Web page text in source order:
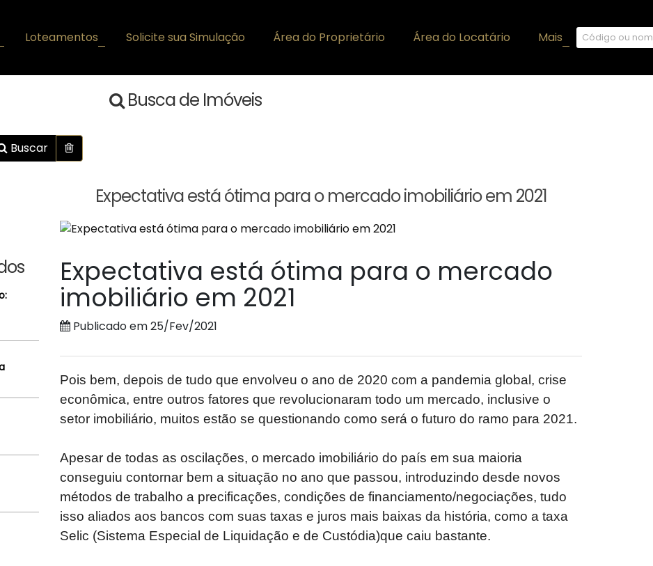
Mais
Área do Locatário
Área do Proprietário
Solicite sua Simulação
Loteamentos
Busca de Imóveis
Buscar
Expectativa está ótima para o mercado imobiliário em 2021
Expectativa está ótima para o mercado
imobiliário em 2021
Publicado em 25/Fev/2021
Pois bem, depois de tudo que envolveu o ano de 2020 com a pandemia global, crise
econômica, entre outros fatores que revolucionaram todo um mercado, inclusive o
setor imobiliário, muitos estão se questionando como será o futuro do ramo para 2021.
Apesar de todas as oscilações, o mercado imobiliário do país em sua maioria
conseguiu contornar bem a situação no ano que passou, introduzindo desde novos
métodos de trabalho a precificações, condições de financiamento/negociações, tudo
isso aliados aos bancos com suas taxas e juros mais baixas da história, como a taxa
Selic (Sistema Especial de Liquidação e de Custódia)que caiu bastante.